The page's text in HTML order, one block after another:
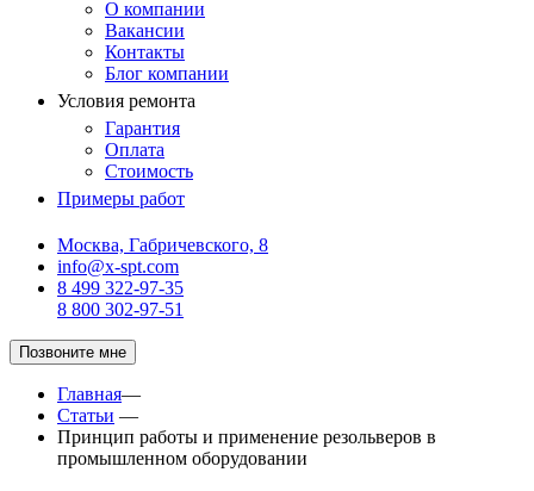
О компании
Вакансии
Контакты
Блог компании
Условия ремонта
Гарантия
Оплата
Стоимость
Примеры работ
Москва, Габричевского, 8
info@x-spt.com
8 499 322-97-35
8 800 302-97-51
Позвоните мне
Главная—
Статьи —
Принцип работы и применение резольверов в
промышленном оборудовании